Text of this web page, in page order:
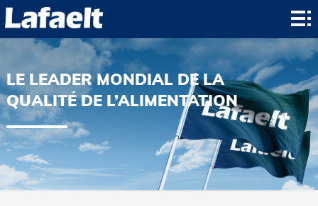
Accueil
Produit:
Application
Les
nouvelles
À
propos
Contact
LE LEADER MONDIAL DE LA
QUALITÉ DE L’ALIMENTATION